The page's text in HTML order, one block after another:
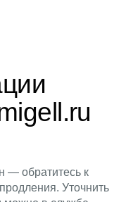
— обратитесь к
Уточнить